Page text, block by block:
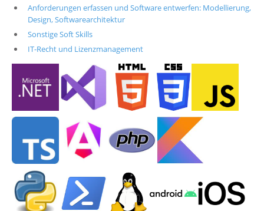
Anforderungen erfassen und Software entwerfen: Modellierung,
Design, Softwarearchitektur
Sonstige Soft Skills
IT-Recht und Lizenzmanagement